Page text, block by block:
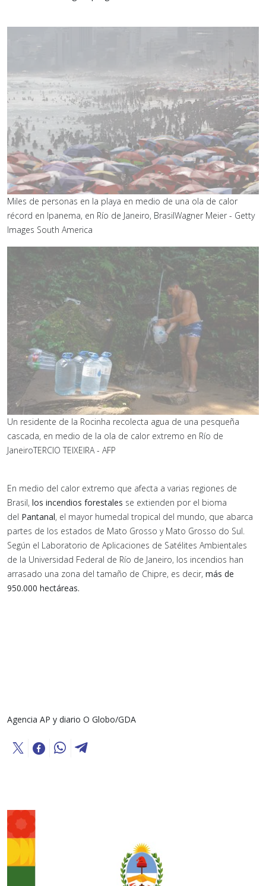
Miles de personas en la playa en medio de una ola de calor
récord en Ipanema, en Río de Janeiro, BrasilWagner Meier - Getty
Images South America
Un residente de la Rocinha recolecta agua de una pesqueña
cascada, en medio de la ola de calor extremo en Río de
JaneiroTERCIO TEIXEIRA - AFP
En medio del calor extremo que afecta a varias regiones de
Brasil, los incendios forestales se extienden por el bioma
del Pantanal, el mayor humedal tropical del mundo, que abarca
partes de los estados de Mato Grosso y Mato Grosso do Sul.
Según el Laboratorio de Aplicaciones de Satélites Ambientales
de la Universidad Federal de Río de Janeiro, los incendios han
arrasado una zona del tamaño de Chipre, es decir, más de
950.000 hectáreas.
Agencia AP y diario O Globo/GDA